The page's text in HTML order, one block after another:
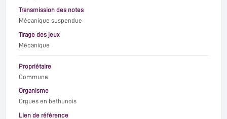
Transmission des notes
Mécanique suspendue
Tirage des jeux
Mécanique
Propriétaire
Commune
Organisme
Orgues en bethunois
Lien de référence